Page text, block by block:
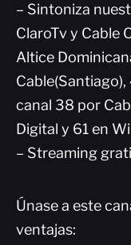
– Sintoniza
ClaroTv y Cable
Altice
canal 38 por
Digital y 61 en
– Streaming
Únase a este
ventajas: